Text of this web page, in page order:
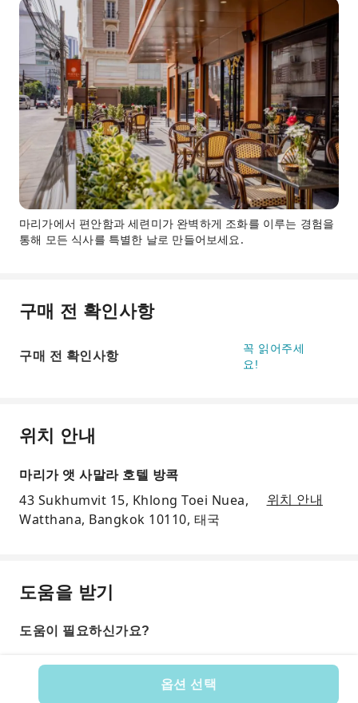
옵션 선택
마리가에서 편안함과 세련미가 완벽하게 조화를 이루는 경험을
통해 모든 식사를 특별한 날로 만들어보세요.
구매 전 확인사항
구매 전 확인사항
꼭 읽어주세
요!
위치 안내
마리가 앳 사말라 호텔 방콕
43 Sukhumvit 15, Khlong Toei Nuea,
Watthana, Bangkok 10110, 태국
위치 안내
도움을 받기
도움이 필요하신가요?